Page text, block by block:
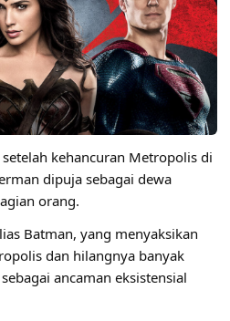
kehancuran Metropolis di
dipuja sebagai dewa
orang.
Batman, yang menyaksikan
dan hilangnya banyak
ancaman eksistensial